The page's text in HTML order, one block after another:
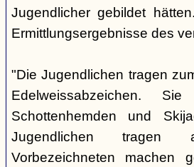
Jugendlicher gebildet
Ermittlungsergebnisse des
"Die Jugendlichen tragen
Edelweissabzeichen.
Schottenhemden und
Jugendlichen tragen
Vorbezeichneten machen